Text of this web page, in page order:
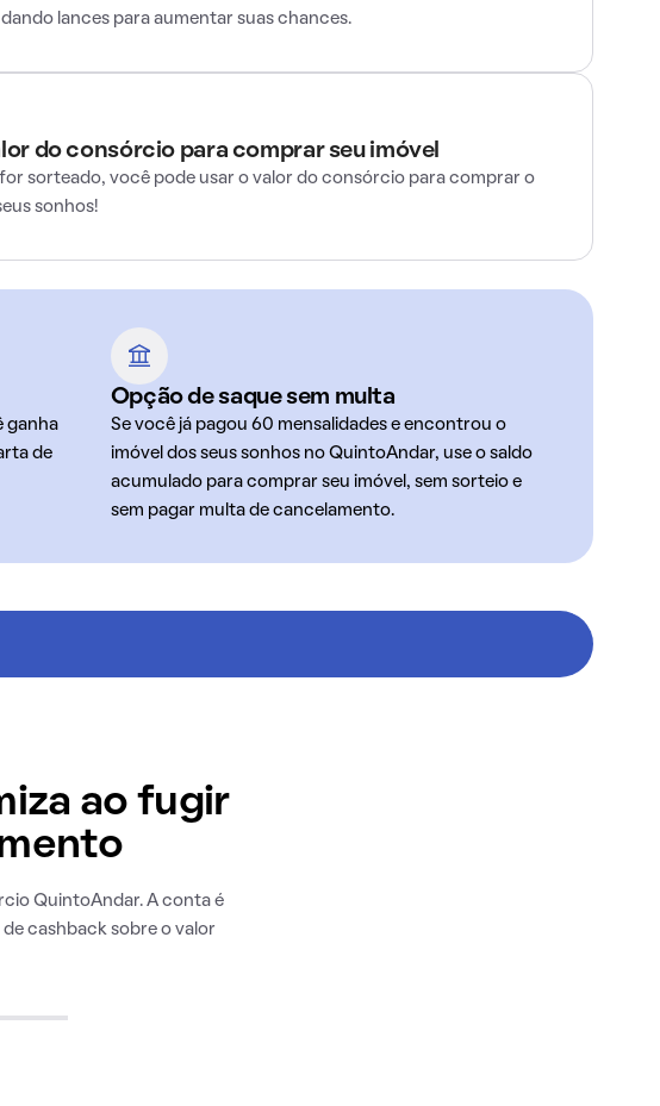
lances para aumentar suas chances.
do consórcio para comprar seu imóvel
sorteado, você pode usar o valor do consórcio para comprar o
sonhos!
ganha
de
Opção de saque sem multa
Se você já pagou 60 mensalidades e encontrou o
imóvel dos seus sonhos no QuintoAndar, use o saldo
acumulado para comprar seu imóvel, sem sorteio e
sem pagar multa de cancelamento.
ao fugir
QuintoAndar. A conta é
de cashback sobre o valor